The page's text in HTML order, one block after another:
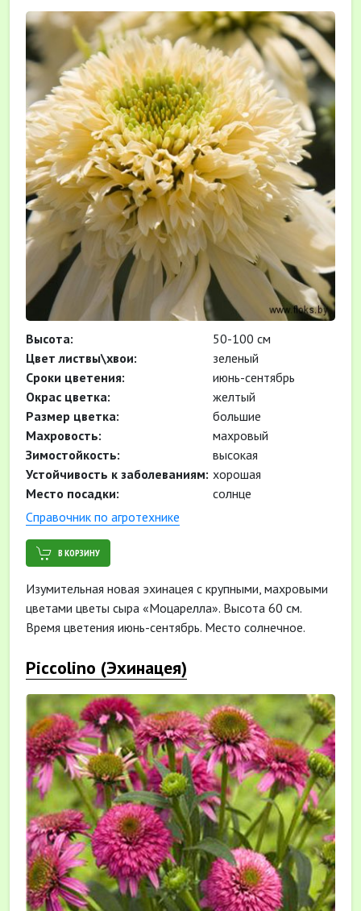
Высота:
50-100 см
Цвет листвы\хвои:
зеленый
Cроки цветения:
июнь-сентябрь
Окрас цветка:
желтый
Размер цветка:
большие
Махровость:
махровый
Зимостойкость:
высокая
Устойчивость к заболеваниям: хорошая
Место посадки:
солнце
Cправочник по агротехнике
В КОРЗИНУ
Изумительная новая эхинацея с крупными, махровыми
цветами цветы сыра «Моцарелла». Высота 60 см.
Время цветения июнь-сентябрь. Место солнечное.
Piccolino (Эхинацея)